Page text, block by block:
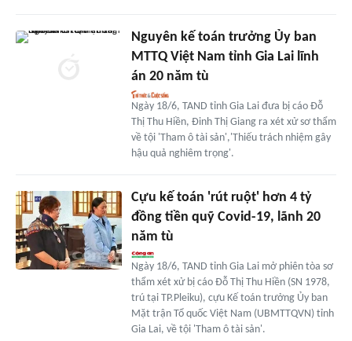
Nguyên kế toán trưởng Ủy ban
MTTQ Việt Nam tỉnh Gia Lai lĩnh
án 20 năm tù
Ngày 18/6, TAND tỉnh Gia Lai đưa bị cáo Đỗ
Thị Thu Hiền, Đinh Thị Giang ra xét xử sơ thẩm
về tội 'Tham ô tài sản','Thiếu trách nhiệm gây
hậu quả nghiêm trọng'.
Cựu kế toán 'rút ruột' hơn 4 tỷ
đồng tiền quỹ Covid-19, lãnh 20
năm tù
Ngày 18/6, TAND tỉnh Gia Lai mở phiên tòa sơ
thẩm xét xử bị cáo Đỗ Thị Thu Hiền (SN 1978,
trú tại TP.Pleiku), cựu Kế toán trưởng Ủy ban
Mặt trận Tổ quốc Việt Nam (UBMTTQVN) tỉnh
Gia Lai, về tội 'Tham ô tài sản'.